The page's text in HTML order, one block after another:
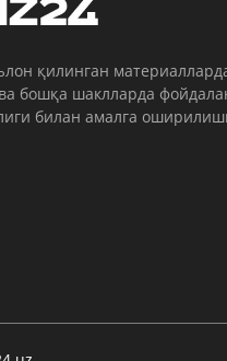
қилинган
бошқа шаклларда
билан амалга